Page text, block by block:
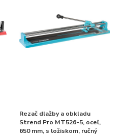
Rezač dlažby a obkladu
Strend Pro MT526-5, oceľ,
650 mm, s ložiskom, ručný